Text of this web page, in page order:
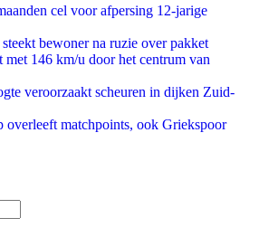
cel voor afpersing 12-jarige
bewoner na ruzie over pakket
met 146 km/u door het centrum van
veroorzaakt scheuren in dijken Zuid-
overleeft matchpoints, ook Griekspoor